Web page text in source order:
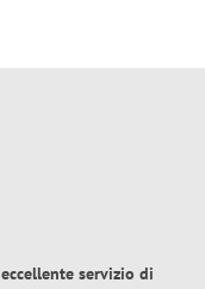
eccellente servizio di